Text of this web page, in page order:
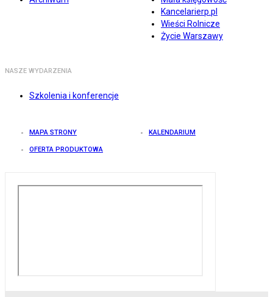
Kancelarierp.pl
Wieści Rolnicze
Życie Warszawy
NASZE WYDARZENIA
Szkolenia i konferencje
MAPA STRONY KALENDARIUM
OFERTA PRODUKTOWA